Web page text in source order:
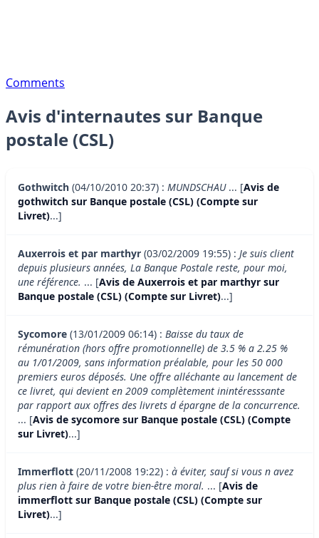
Comments
Avis d'internautes sur Banque
postale (CSL)
Gothwitch (04/10/2010 20:37) : MUNDSCHAU... [Avis de
gothwitch sur Banque postale (CSL) (Compte sur
Livret)...]
Auxerrois et par marthyr (03/02/2009 19:55) : Je suis client
depuis plusieurs années, La Banque Postale reste, pour moi,
une référence. ... [Avis de Auxerrois et par marthyr sur
Banque postale (CSL) (Compte sur Livret)...]
Sycomore (13/01/2009 06:14) : Baisse du taux de
rémunération (hors offre promotionnelle) de 3.5 % a 2.25 %
au 1/01/2009, sans information préalable, pour les 50 000
premiers euros déposés. Une offre alléchante au lancement de
ce livret, qui devient en 2009 complètement inintéresssante
par rapport aux offres des livrets d épargne de la concurrence.
... [Avis de sycomore sur Banque postale (CSL) (Compte
sur Livret)...]
Immerflott (20/11/2008 19:22) : à éviter, sauf si vous n avez
plus rien à faire de votre bien-être moral. ... [Avis de
immerflott sur Banque postale (CSL) (Compte sur
Livret)...]